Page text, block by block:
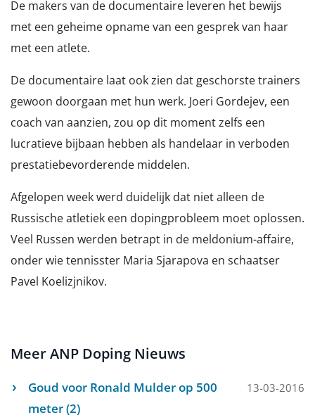
De makers van de documentaire leveren het bewijs
met een geheime opname van een gesprek van haar
met een atlete.
De documentaire laat ook zien dat geschorste trainers
gewoon doorgaan met hun werk. Joeri Gordejev, een
coach van aanzien, zou op dit moment zelfs een
lucratieve bijbaan hebben als handelaar in verboden
prestatiebevorderende middelen.
Afgelopen week werd duidelijk dat niet alleen de
Russische atletiek een dopingprobleem moet oplossen.
Veel Russen werden betrapt in de meldonium-affaire,
onder wie tennisster Maria Sjarapova en schaatser
Pavel Koelizjnikov.
Meer ANP Doping Nieuws
Goud voor Ronald Mulder op 500
meter (2)
13-03-2016